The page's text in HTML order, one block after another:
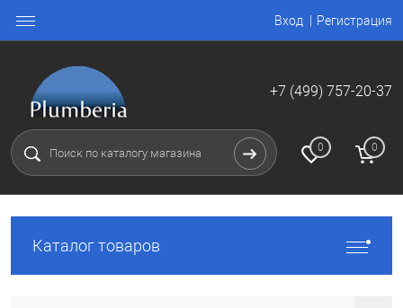
Вход Регистрация
+7 (499) 757-20-37
0 0
Каталог товаров